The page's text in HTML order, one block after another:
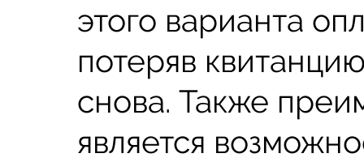
этого варианта
потеряв
снова. Также
является